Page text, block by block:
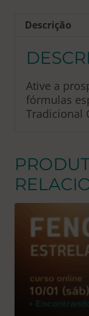
Prosperidade
quantidade
Descrição
Ative a
fórmulas
Tradicional